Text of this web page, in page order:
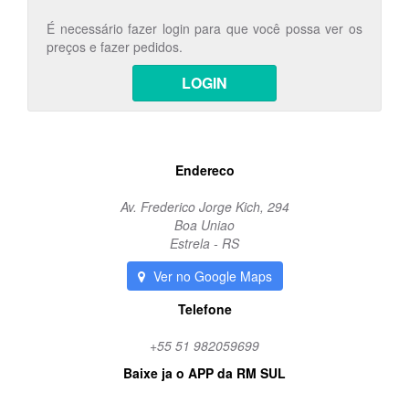
É necessário fazer login para que você possa ver os
preços e fazer pedidos.
LOGIN
Endereco
Av. Frederico Jorge Kich, 294
Boa Uniao
Estrela - RS
Ver no Google Maps
Telefone
+55 51 982059699
Baixe ja o APP da RM SUL